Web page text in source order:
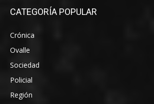
CATEGORÍA POPULAR
Crónica
Ovalle
Sociedad
Policial
Región